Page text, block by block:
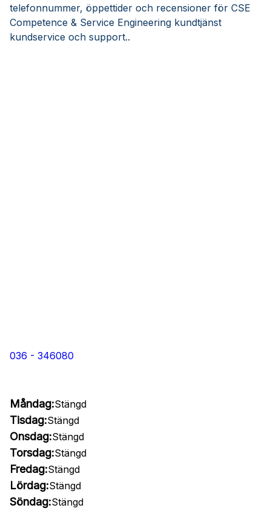
telefonnummer, öppettider och recensioner för CSE
Competence & Service Engineering kundtjänst
kundservice och support..
036 - 346080
Måndag:Stängd
Tisdag:Stängd
Onsdag:Stängd
Torsdag:Stängd
Fredag:Stängd
Lördag:Stängd
Söndag:Stängd